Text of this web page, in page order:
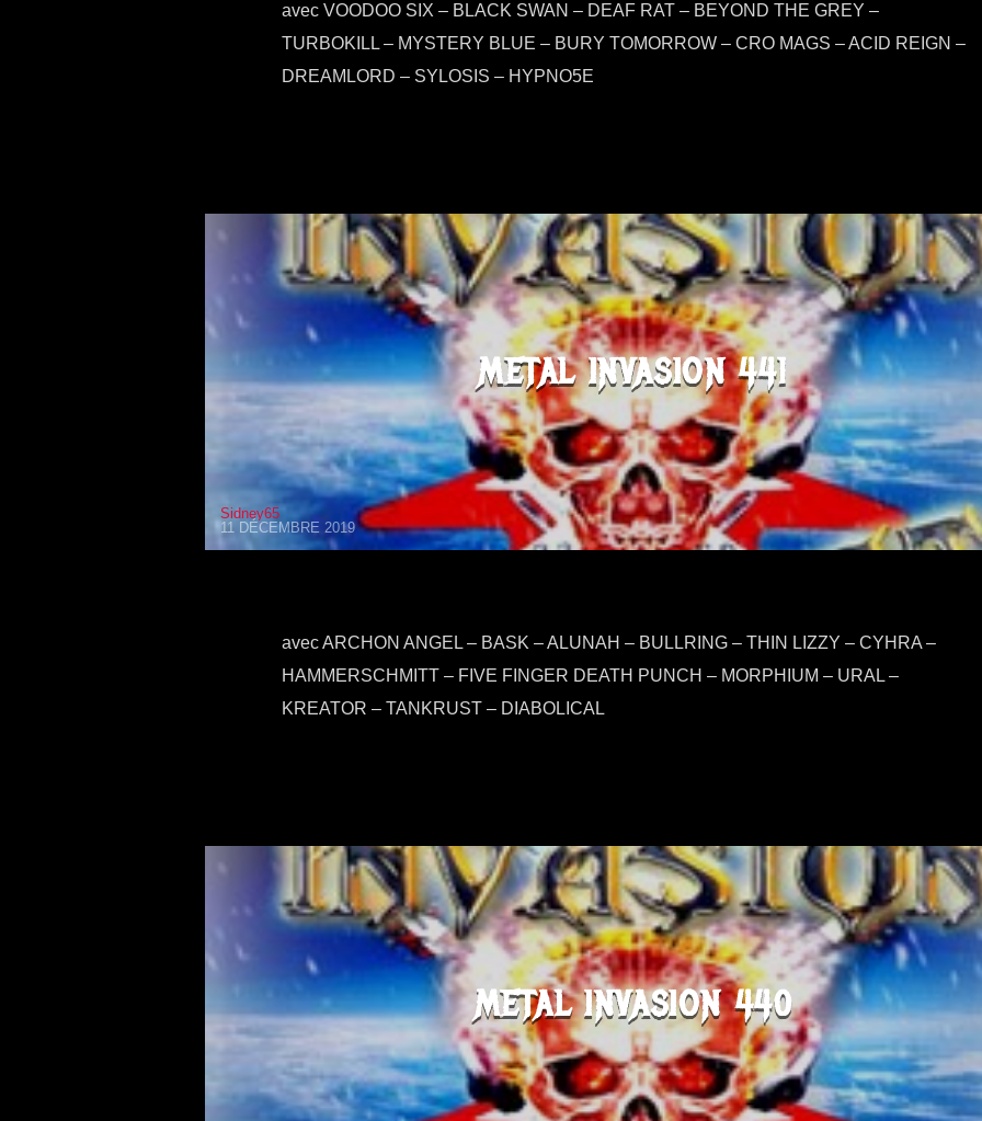
avec VOODOO SIX – BLACK SWAN – DEAF RAT – BEYOND THE GREY –
TURBOKILL – MYSTERY BLUE – BURY TOMORROW – CRO MAGS – ACID REIGN –
DREAMLORD – SYLOSIS – HYPNO5E
METAL INVASION 441
Sidney65
11 DÉCEMBRE 2019
avec ARCHON ANGEL – BASK – ALUNAH – BULLRING – THIN LIZZY – CYHRA –
HAMMERSCHMITT – FIVE FINGER DEATH PUNCH – MORPHIUM – URAL –
KREATOR – TANKRUST – DIABOLICAL
METAL INVASION 440